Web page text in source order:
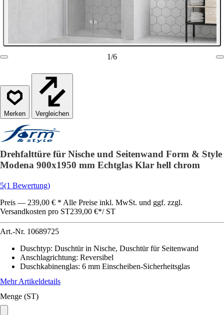
1/6
Vergleichen
Drehfalttüre für Nische und Seitenwand Form & Style
Modena 900x1950 mm Echtglas Klar hell chrom
5(1 Bewertung)
Preis — 239,00 € * Alle Preise inkl. MwSt. und ggf. zzgl.
Versandkosten pro ST239,00 €*/ ST
Art.-Nr. 10689725
Duschtyp: Duschtür in Nische, Duschtür für Seitenwand
Anschlagrichtung: Reversibel
Duschkabinenglas: 6 mm Einscheiben-Sicherheitsglas
Mehr Artikeldetails
Menge (ST)